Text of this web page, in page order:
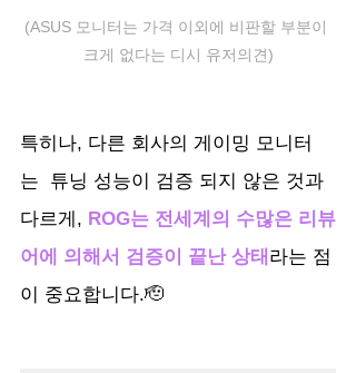
(ASUS 모니터는 가격 이외에 비판할 부분이
크게 없다는 디시 유저의견)
특히나, 다른 회사의 게이밍 모니터
는  튜닝 성능이 검증 되지 않은 것과
다르게, ROG는 전세계의 수많은 리뷰
어에 의해서 검증이 끝난 상태 라는 점
이 중요합니다.🫡